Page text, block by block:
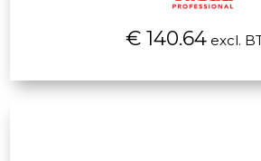
€ 140.64 excl.